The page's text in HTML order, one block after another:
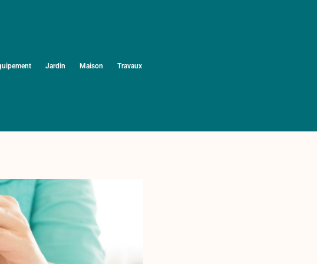
Jardin Maison Travaux